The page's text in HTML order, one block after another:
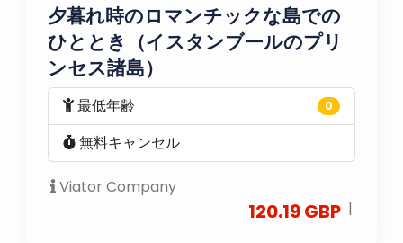
夕暮れ時のロマンチックな島での
ひととき（イスタンブールのプリ
ンセス諸島）
最低年齢 0
無料キャンセル
Viator Company
120.19 GBP |